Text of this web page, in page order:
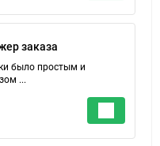
заказа
было простым и
...